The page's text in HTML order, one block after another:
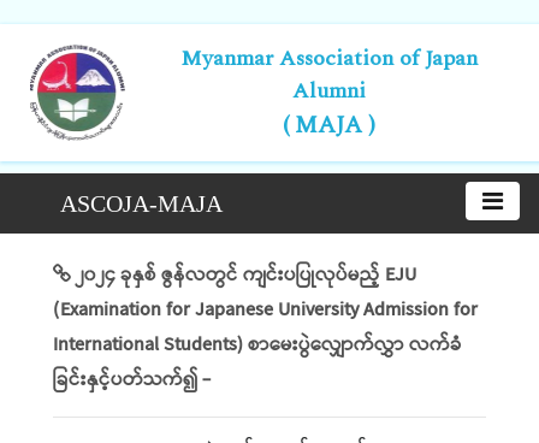
Myanmar Association of Japan
Alumni
( MAJA )
ASCOJA-MAJA
၂၀၂၄ ခုနှစ် ဇွန်လတွင် ကျင်းပပြုလုပ်မည့် EJU
(Examination for Japanese University Admission for
International Students) စာမေးပွဲလျှောက်လွှာ လက်ခံ
ခြင်းနှင့်ပတ်သက်၍ -